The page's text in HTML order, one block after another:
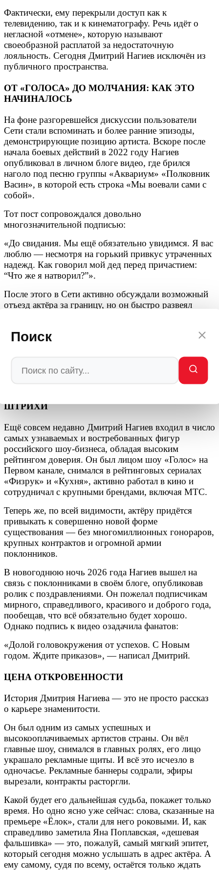
Поиск
Фактически, ему перекрыли доступ как к
телевидению, так и к кинематографу. Речь идёт о
негласной «отмене», которую называют
своеобразной расплатой за недостаточную
лояльность. Сегодня Дмитрий Нагиев исключён из
публичного пространства.
ОТ «ГОЛОСА» ДО МОЛЧАНИЯ: КАК ЭТО
НАЧИНАЛОСЬ
На фоне разгоревшейся дискуссии пользователи
Сети стали вспоминать и более ранние эпизоды,
демонстрирующие позицию артиста. Вскоре после
начала боевых действий в 2022 году Нагиев
опубликовал в личном блоге видео, где брился
наголо под песню группы «Аквариум» «Полковник
Васин», в которой есть строка «Мы воевали сами с
собой».
Тот пост сопровождался довольно
многозначительной подписью:
«До свидания. Мы ещё обязательно увидимся. Я вас
люблю — несмотря на горький привкус утраченных
надежд. Как говорил мой дед перед причастием:
“Что же я натворил?”».
После этого в Сети активно обсуждали возможный
отъезд актёра за границу, но он быстро развеял
«Дима дома».
объяснениях многие нашли завуалированный намёк
на высшее руководство.
ШТРИХИ
Ещё совсем недавно Дмитрий Нагиев входил в число
самых узнаваемых и востребованных фигур
российского шоу-бизнеса, обладая высоким
рейтингом доверия. Он был лицом шоу «Голос» на
Первом канале, снимался в рейтинговых сериалах
«Физрук» и «Кухня», активно работал в кино и
сотрудничал с крупными брендами, включая МТС.
Теперь же, по всей видимости, актёру придётся
привыкать к совершенно новой форме
существования — без многомиллионных гонораров,
крупных контрактов и огромной армии
поклонников.
В новогоднюю ночь 2026 года Нагиев вышел на
связь с поклонниками в своём блоге, опубликовав
ролик с поздравлениями. Он пожелал подписчикам
мирного, справедливого, красивого и доброго года,
пообещав, что всё обязательно будет хорошо.
Однако подпись к видео озадачила фанатов:
«Долой головокружения от успехов. С Новым
годом. Ждите приказов», — написал Дмитрий.
ЦЕНА ОТКРОВЕННОСТИ
История Дмитрия Нагиева — это не просто рассказ
о карьере знаменитости.
Он был одним из самых успешных и
высокооплачиваемых артистов страны. Он вёл
главные шоу, снимался в главных ролях, его лицо
украшало рекламные щиты. И всё это исчезло в
одночасье. Рекламные баннеры содрали, эфиры
вырезали, контракты расторгли.
Какой будет его дальнейшая судьба, покажет только
время. Но одно ясно уже сейчас: слова, сказанные на
премьере «Ёлок», стали для него роковыми. И, как
справедливо заметила Яна Поплавская, «дешевая
фальшивка» — это, пожалуй, самый мягкий эпитет,
который сегодня можно услышать в адрес актёра. А
ему самому, судя по всему, остаётся только ждать